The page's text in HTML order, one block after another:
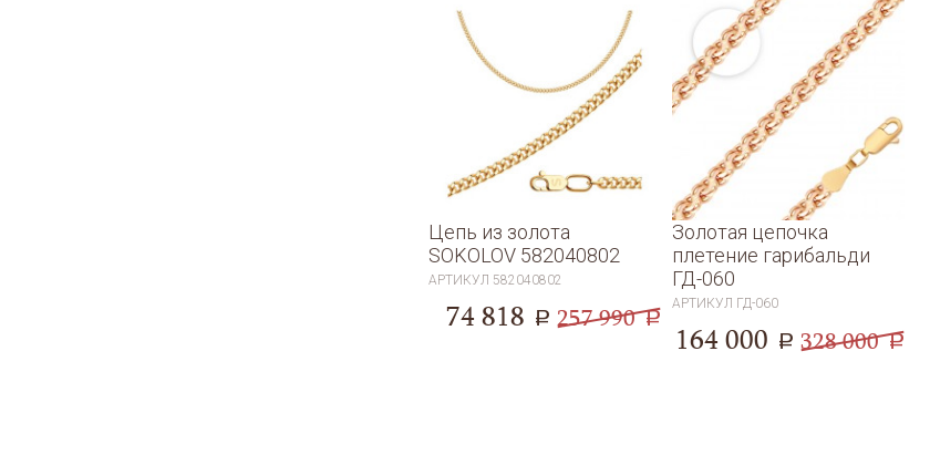
Цепь из золота
SOKOLOV 582040802
АРТИКУЛ 582040802
74 818 a 257 990 a
Золотая цепочка
плетение гарибальди
ГД-060
АРТИКУЛ ГД-060
164 000 a 328 000 a